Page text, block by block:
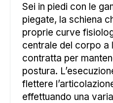
Sei in piedi con le
piegate, la schiena
proprie curve
centrale del corpo a
contratta per
postura.
flettere
effettuando una